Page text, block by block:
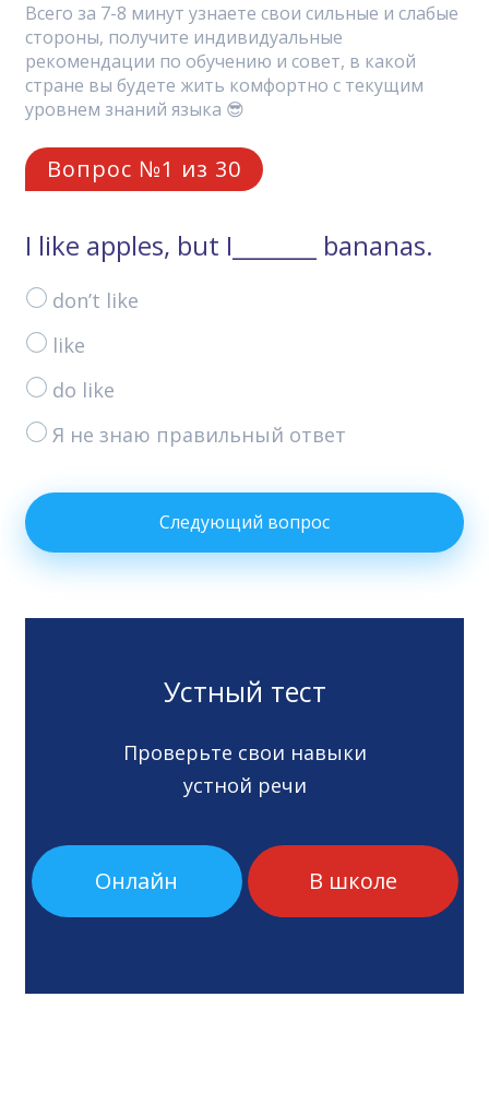
Всего за 7-8 минут узнаете свои сильные и слабые
стороны, получите индивидуальные
рекомендации по обучению и совет, в какой
стране вы будете жить комфортно с текущим
уровнем знаний языка 😎
Вопрос №1 из 30
I like apples, but I_______ bananas.
don’t like
like
do like
Я не знаю правильный ответ
Следующий вопрос
Устный тест
Проверьте свои навыки
устной речи
Онлайн В школе